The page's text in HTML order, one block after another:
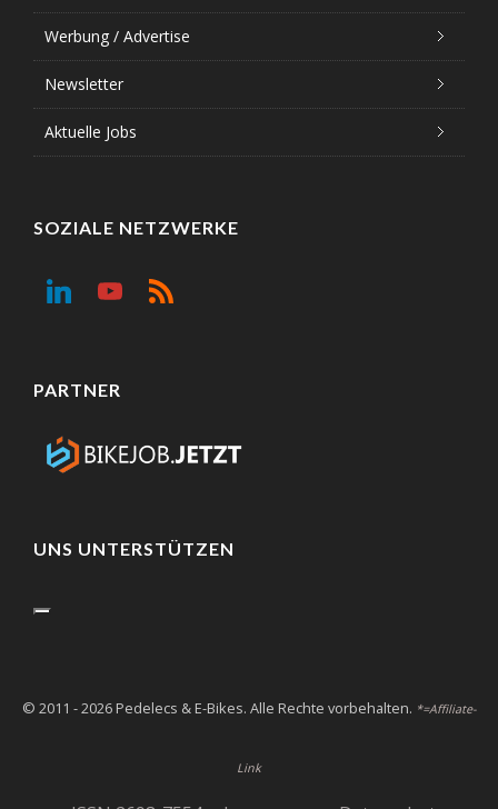
Werbung / Advertise
Newsletter
Aktuelle Jobs
SOZIALE NETZWERKE
PARTNER
UNS UNTERSTÜTZEN
© 2011 - 2026 Pedelecs & E-Bikes. Alle Rechte vorbehalten. *=Affiliate-
Link